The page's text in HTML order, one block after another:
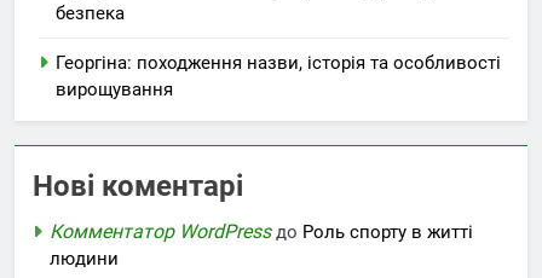
безпека
Георгіна: походження назви, історія та особливості
вирощування
Нові коментарі
Комментатор WordPressдо Роль спорту в житті
людини